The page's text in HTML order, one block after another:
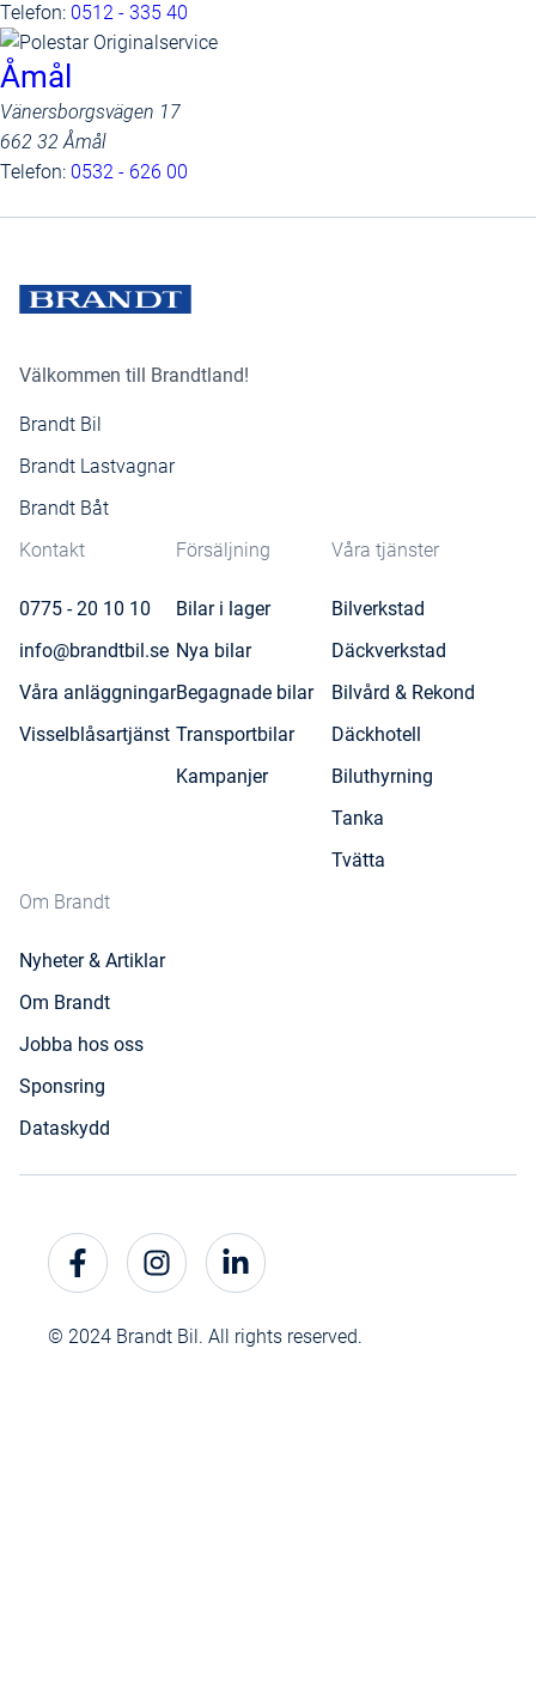
Telefon: 0512 - 335 40
Åmål
Vänersborgsvägen 17
662 32 Åmål
Telefon: 0532 - 626 00
Välkommen till Brandtland!
Brandt Bil
Brandt Lastvagnar
Brandt Båt
Kontakt
0775 - 20 10 10
info@brandtbil.se
Våra anläggningar
Visselblåsartjänst
Försäljning
Bilar i lager
Nya bilar
Begagnade bilar
Transportbilar
Kampanjer
Våra tjänster
Bilverkstad
Däckverkstad
Bilvård & Rekond
Däckhotell
Biluthyrning
Tanka
Tvätta
Om Brandt
Nyheter & Artiklar
Om Brandt
Jobba hos oss
Sponsring
Dataskydd
© 2024 Brandt Bil. All rights reserved.